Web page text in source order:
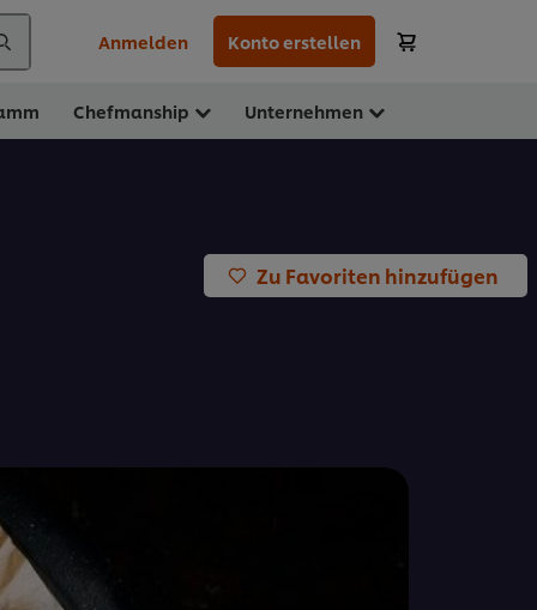
Anmelden Konto erstellen
Chefmanship Unternehmen
Zu Favoriten hinzufügen